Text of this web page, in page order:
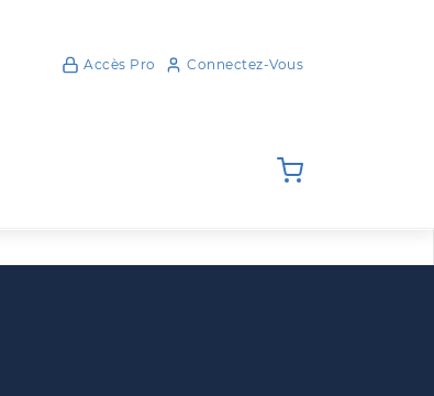
Accès Pro Connectez-Vous